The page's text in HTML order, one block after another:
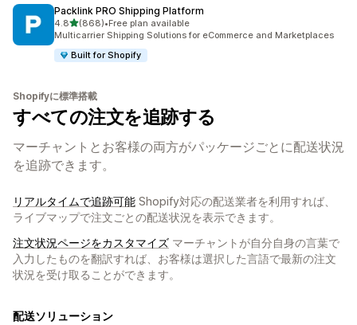
Packlink PRO Shipping Platform
4.85つ星中
(868)
合計レビュー数：868件
•Free plan available
Multicarrier Shipping Solutions for eCommerce and Marketplaces
Built for Shopify
Shopifyに標準搭載
すべての注文を追跡する
マーチャントとお客様の両方がパッケージごとに配送状況
を追跡できます。
リアルタイムで追跡可能 Shopify対応の配送業者を利用すれば、
ライブマップで注文ごとの配送状況を表示できます。
注文状況ページをカスタマイズ マーチャントが自分自身の言葉で
入力したものを翻訳すれば、お客様は選択した言語で最新の注文
状況を受け取ることができます。
配送ソリューション